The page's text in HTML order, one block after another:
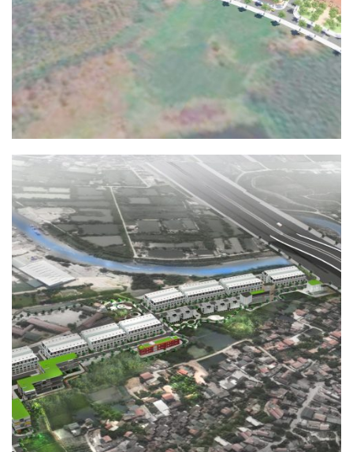
HẠ TẦNG KỸ THUẬT
KHU DÂN CƯ THÔN ĐẠM THỦY
HẠ TẦNG KỸ THUẬT